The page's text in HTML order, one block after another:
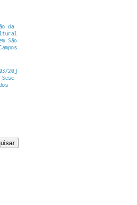
da
São
20]
Sesc